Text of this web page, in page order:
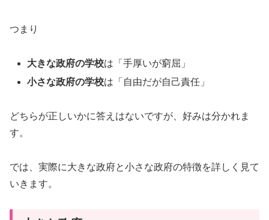
つまり
大きな政府の学校は「手厚いが窮屈」
小さな政府の学校は「自由だが自己責任」
どちらが正しいかに答えはないですが、好みは分かれま
す。
では、実際に大きな政府と小さな政府の特徴を詳しく見て
いきます。